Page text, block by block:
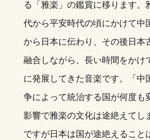
る「雅楽」の鑑賞に移ります。
代から平安時代の頃にかけて中
から日本に伝わり、その後日本
融合しながら、長い時間をかけ
に発展してきた音楽です。「中
争によって統治する国が何度も
影響で雅楽の文化は途絶えてし
ですが日本は国が途絶えること